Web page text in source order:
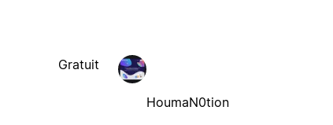
Gratuit
HoumaN0tion